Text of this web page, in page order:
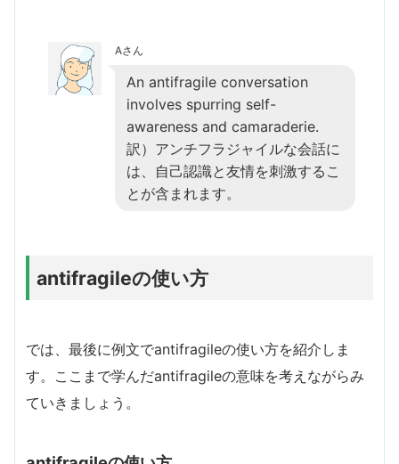
Aさん
An antifragile conversation
involves spurring self-
awareness and camaraderie.
訳）アンチフラジャイルな会話に
は、自己認識と友情を刺激するこ
とが含まれます。
antifragileの使い方
では、最後に例文でantifragileの使い方を紹介しま
す。ここまで学んだantifragileの意味を考えながらみ
ていきましょう。